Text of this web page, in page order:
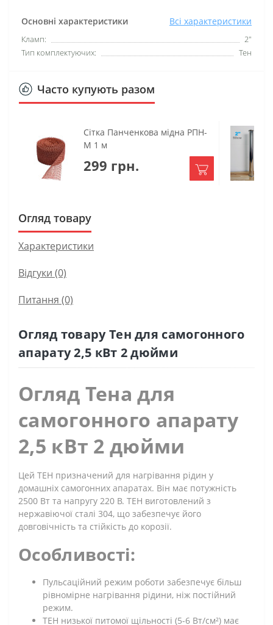
Основні характеристики Всі характеристики
Кламп:
2"
Тип комплектуючих:
Тен
Часто купують разом
Сітка Панченкова мідна РПН-
М 1 м
299 грн.
Огляд товару
Характеристики
Відгуки (0)
Питання (0)
Огляд товару Тен для самогонного
апарату 2,5 кВт 2 дюйми
Огляд Тена для
самогонного апарату
2,5 кВт 2 дюйми
Цей ТЕН призначений для нагрівання рідин у
домашніх самогонних апаратах. Він має потужність
2500 Вт та напругу 220 В. ТЕН виготовлений з
нержавіючої сталі 304, що забезпечує його
довговічність та стійкість до корозії.
Особливості:
Пульсаційний режим роботи забезпечує більш
рівномірне нагрівання рідини, ніж постійний
режим.
ТЕН низької питомої щільності (5-6 Вт/см²) має